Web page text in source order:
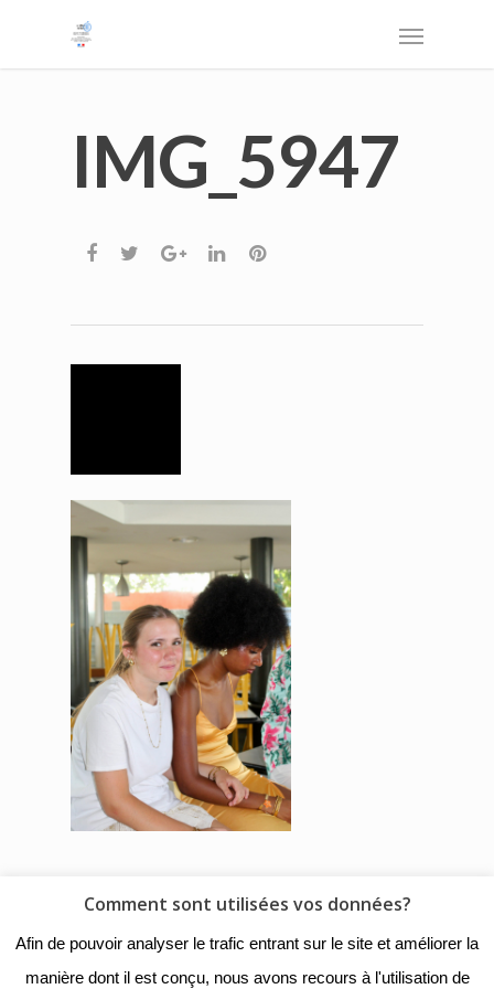
IMG_5947
© 2018 - Collège Henri de
Navarre |Mentions légales|
Comment sont utilisées vos données?
Afin de pouvoir analyser le trafic entrant sur le site et améliorer la
manière dont il est conçu, nous avons recours à l'utilisation de